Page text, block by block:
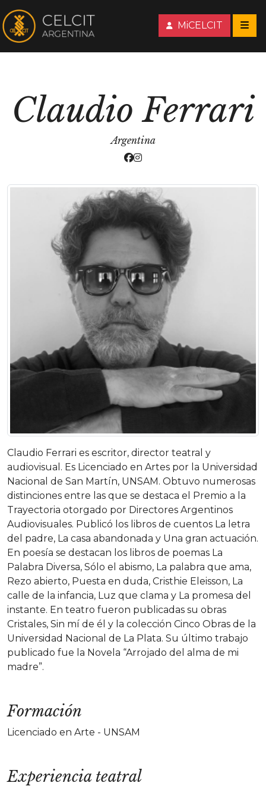
MiCELCIT
Claudio Ferrari
Argentina
Claudio Ferrari es escritor, director teatral y
audiovisual. Es Licenciado en Artes por la Universidad
Nacional de San Martín, UNSAM. Obtuvo numerosas
distinciones entre las que se destaca el Premio a la
Trayectoria otorgado por Directores Argentinos
Audiovisuales. Publicó los libros de cuentos La letra
del padre, La casa abandonada y Una gran actuación.
En poesía se destacan los libros de poemas La
Palabra Diversa, Sólo el abismo, La palabra que ama,
Rezo abierto, Puesta en duda, Cristhie Eleisson, La
calle de la infancia, Luz que clama y La promesa del
instante. En teatro fueron publicadas su obras
Cristales, Sin mí de él y la colección Cinco Obras de la
Universidad Nacional de La Plata. Su último trabajo
publicado fue la Novela “Arrojado del alma de mi
madre”.
Formación
Licenciado en Arte - UNSAM
Experiencia teatral